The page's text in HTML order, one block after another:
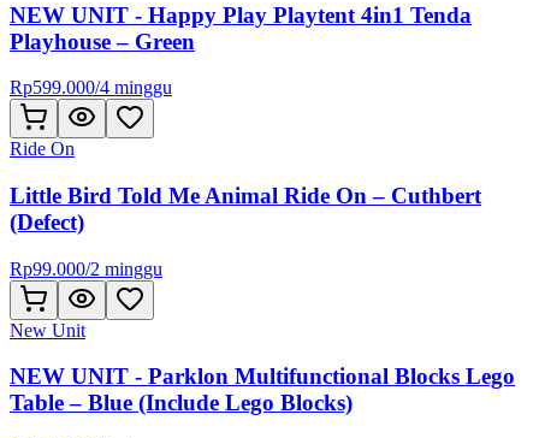
NEW UNIT - Happy Play Playtent 4in1 Tenda
Playhouse – Green
Rp599.000/4 minggu
Ride On
Little Bird Told Me Animal Ride On – Cuthbert
(Defect)
Rp99.000/2 minggu
New Unit
NEW UNIT - Parklon Multifunctional Blocks Lego
Table – Blue (Include Lego Blocks)